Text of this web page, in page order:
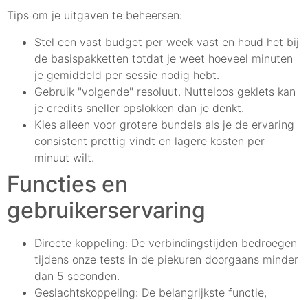
Tips om je uitgaven te beheersen:
Stel een vast budget per week vast en houd het bij
de basispakketten totdat je weet hoeveel minuten
je gemiddeld per sessie nodig hebt.
Gebruik "volgende" resoluut. Nutteloos geklets kan
je credits sneller opslokken dan je denkt.
Kies alleen voor grotere bundels als je de ervaring
consistent prettig vindt en lagere kosten per
minuut wilt.
Functies en
gebruikerservaring
Directe koppeling: De verbindingstijden bedroegen
tijdens onze tests in de piekuren doorgaans minder
dan 5 seconden.
Geslachtskoppeling: De belangrijkste functie,